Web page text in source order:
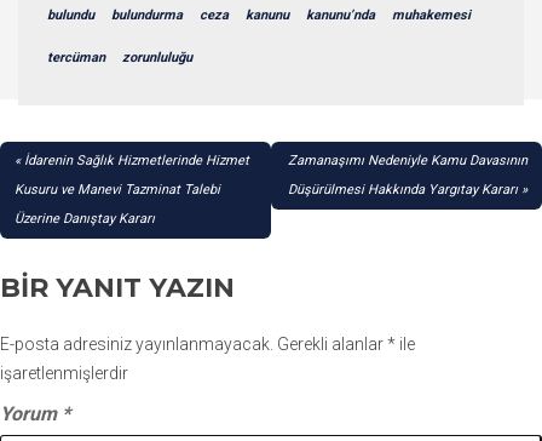
bulundu bulundurma ceza kanunu kanunu’nda muhakemesi
tercüman zorunluluğu
YAZI
GEZINMESI
İdarenin Sağlık Hizmetlerinde Hizmet
Kusuru ve Manevi Tazminat Talebi
Üzerine Danıştay Kararı
Zamanaşımı Nedeniyle Kamu Davasının
Düşürülmesi Hakkında Yargıtay Kararı
BIR YANIT YAZIN
E-posta adresiniz yayınlanmayacak. Gerekli alanlar* ile
işaretlenmişlerdir
Yorum *